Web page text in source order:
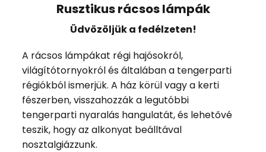
Rusztikus rácsos lámpák
Üdvözöljük a fedélzeten!
A rácsos lámpákat régi hajósokról,
világítótornyokról és általában a tengerparti
régiókból ismerjük. A ház körül vagy a kerti
fészerben, visszahozzák a legutóbbi
tengerparti nyaralás hangulatát, és lehetővé
teszik, hogy az alkonyat beálltával
nosztalgiázzunk.